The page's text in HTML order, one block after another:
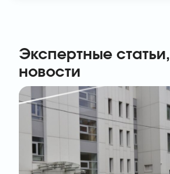
Экспертные статьи,
новости